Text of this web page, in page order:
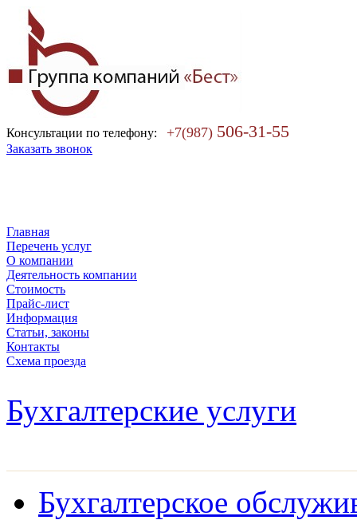
Консультации по телефону: +7(987) 506-31-55
Заказать звонок
Главная
Перечень услуг
О компании
Деятельность компании
Стоимость
Прайс-лист
Информация
Статьи, законы
Контакты
Схема проезда
Бухгалтерские услуги
Бухгалтерское